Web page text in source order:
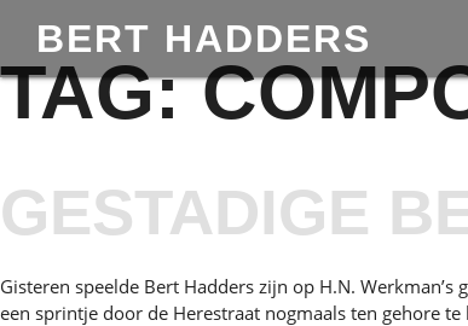
BERT HADDERS
TAG:
GESTADIGE
Gisteren speelde Bert Hadders zijn op H.N.
een sprintje door de Herestraat nogmaals ten gehore